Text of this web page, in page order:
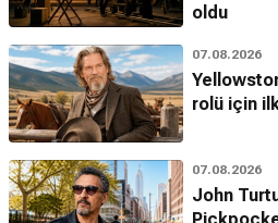
oldu
07.08.2026
rolü için
07.08.2026
John